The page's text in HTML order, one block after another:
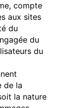
compte
aux sites
du
du
du
de la
la nature